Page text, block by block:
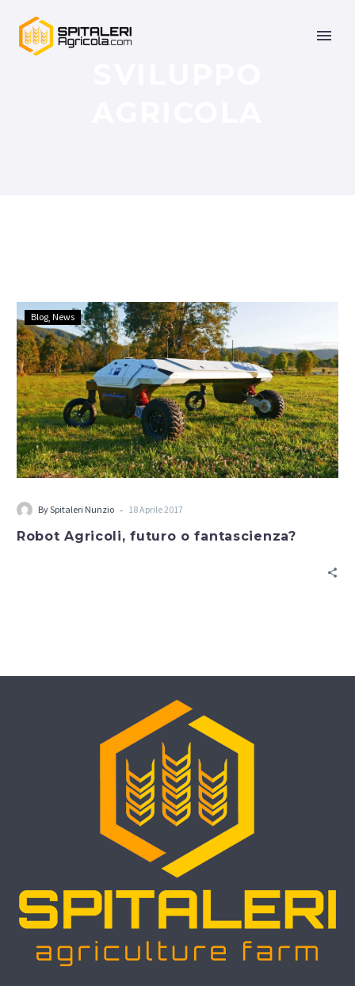
Blog News
BySpitaleri Nunzio - 18 Aprile 2017
Robot Agricoli, futuro o fantascienza?